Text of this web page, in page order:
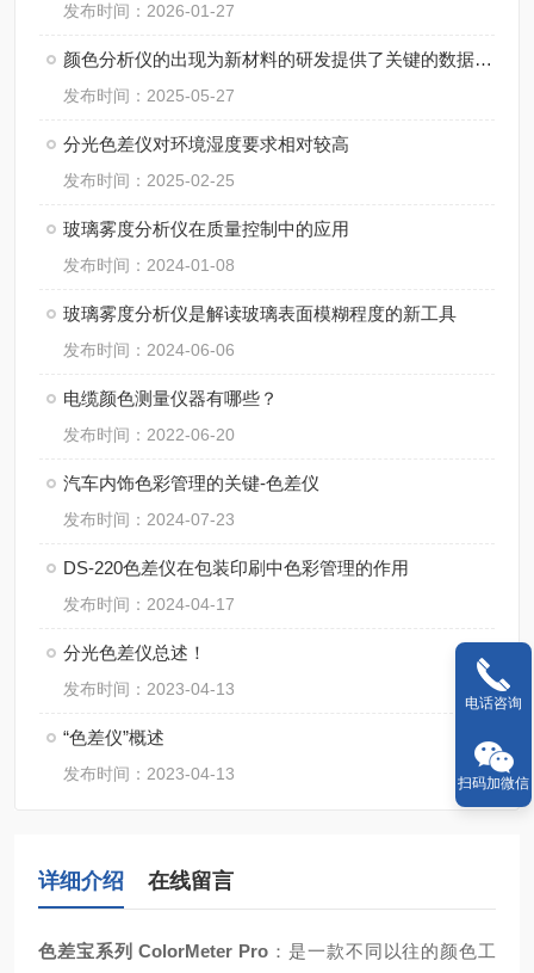
发布时间：2026-01-27
颜色分析仪的出现为新材料的研发提供了关键的数据支持
发布时间：2025-05-27
分光色差仪对环境湿度要求相对较高
发布时间：2025-02-25
玻璃雾度分析仪在质量控制中的应用
发布时间：2024-01-08
玻璃雾度分析仪是解读玻璃表面模糊程度的新工具
发布时间：2024-06-06
电缆颜色测量仪器有哪些？
发布时间：2022-06-20
汽车内饰色彩管理的关键-色差仪
发布时间：2024-07-23
DS-220色差仪在包装印刷中色彩管理的作用
发布时间：2024-04-17
分光色差仪总述！
发布时间：2023-04-13
“色差仪”概述
发布时间：2023-04-13
详细介绍 在线留言
色差宝系列 ColorMeter Pro ： 是一款不同以往的颜色工
电话咨询
扫码加微信